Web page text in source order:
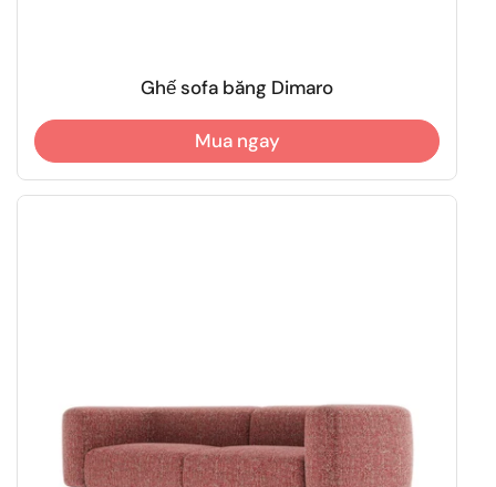
Ghế sofa băng Dimaro
Mua ngay